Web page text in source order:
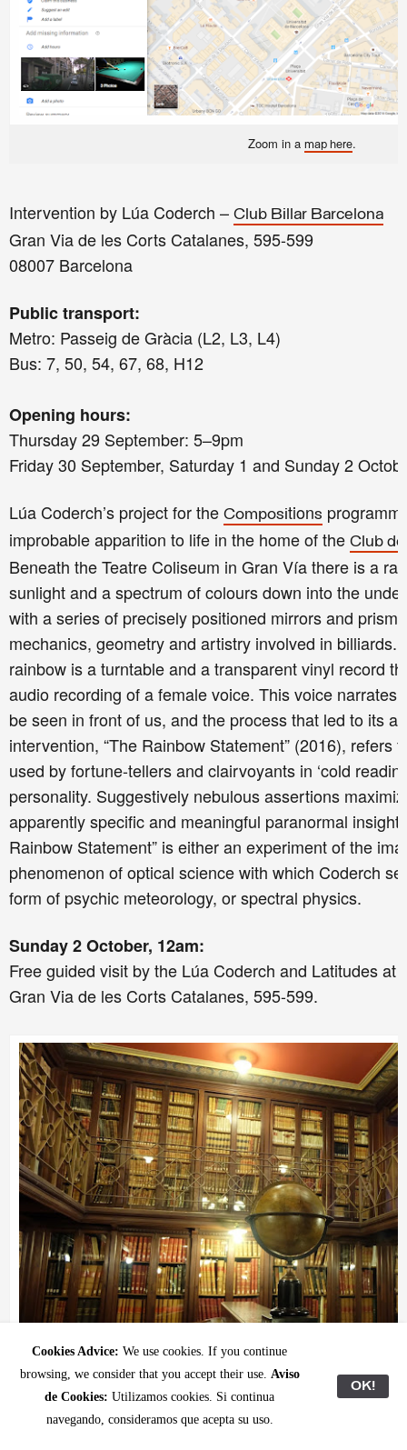
Zoom in a maphere.
Intervention by Lúa Coderch – Club Billar Barcelona
Gran Via de les Corts Catalanes, 595-599
08007 Barcelona
Public transport:
Metro: Passeig de Gràcia (L2, L3, L4)
Bus: 7, 50, 54, 67, 68, H12
Opening hours:
Thursday 29 September: 5–9pm
Friday 30 September, Saturday 1 and Sunday 2
Lúa Coderch’s project for the Compositions
improbable apparition to life in the home of the Club
Beneath the Teatre Coliseum in Gran Vía there is a
sunlight and a spectrum of colours down into the
with a series of precisely positioned mirrors and
mechanics, geometry and artistry involved in billiards.
rainbow is a turntable and a transparent vinyl record
audio recording of a female voice. This voice narrates
be seen in front of us, and the process that led to its
intervention, “The Rainbow Statement” (2016), refers
used by fortune-tellers and clairvoyants in ‘cold
personality. Suggestively nebulous assertions
apparently specific and meaningful paranormal
Rainbow Statement” is either an experiment of the
phenomenon of optical science with which Coderch
form of psychic meteorology, or spectral physics.
Sunday 2 October, 12am:
Free guided visit bythe Lúa Coderch and Latitudesat
Gran Via de les Corts Catalanes, 595-599.
Cookies Advice: We use cookies. If you continue
browsing, we consider that you accept their use. Aviso
de Cookies: Utilizamos cookies. Si continua
navegando, consideramos que acepta su uso.
OK!